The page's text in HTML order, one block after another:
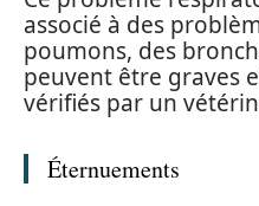
associé à des
poumons, des
peuvent être graves
vérifiés par un
Éternuements